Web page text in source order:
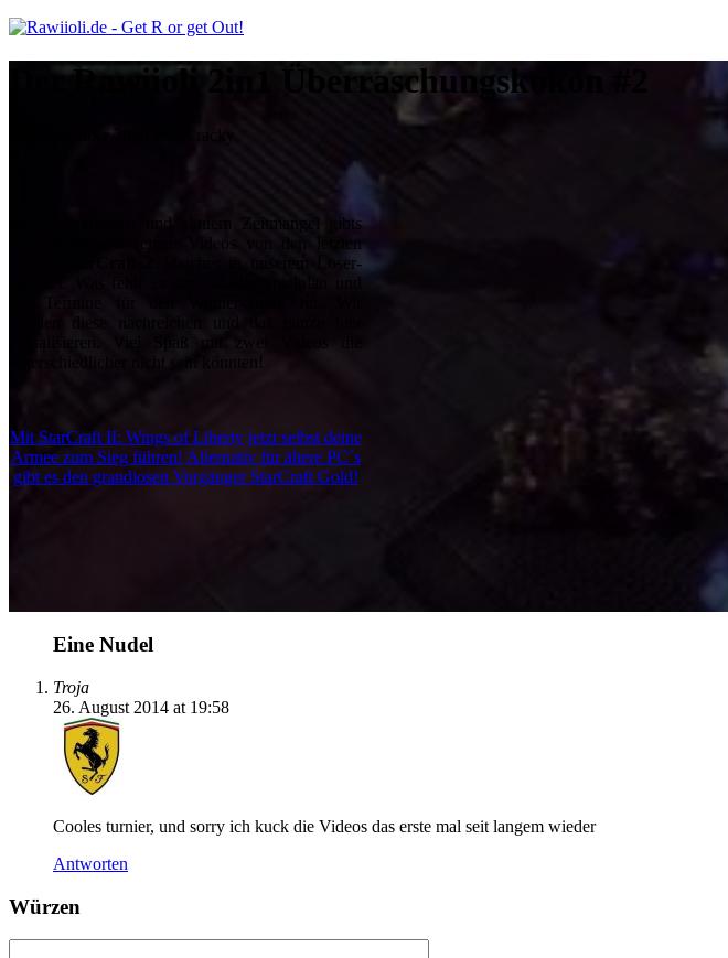
Der Rawiioli 2in1 Überraschungskokon #2
30. September 2010 von Cracky
#2 Aus aktuellen und aktuem Zeitmangel gibts
hier erstmal die reinen Videos von den letzten
Matches in unserem Loser-
Bracket. Was fehlt ist der aktuelle Spielplan und
unterschiedlicher nicht sein könnten!
Mit StarCraft II: Wings of Liberty jetzt selbst deine
Armee zum Sieg führen! Alternativ für ältere PC´s
gibt es den grandiosen Vorgänger StarCraft Gold!
Eine Nudel
Troja
26. August 2014 at 19:58
Cooles turnier, und sorry ich kuck die Videos das erste mal seit langem wieder
Antworten
Würzen